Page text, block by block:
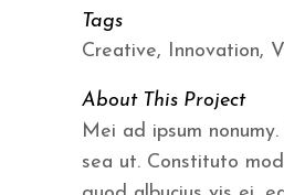
Tags
Creative, Innovation,
About This Project
Mei ad ipsum
sea ut. Constituto